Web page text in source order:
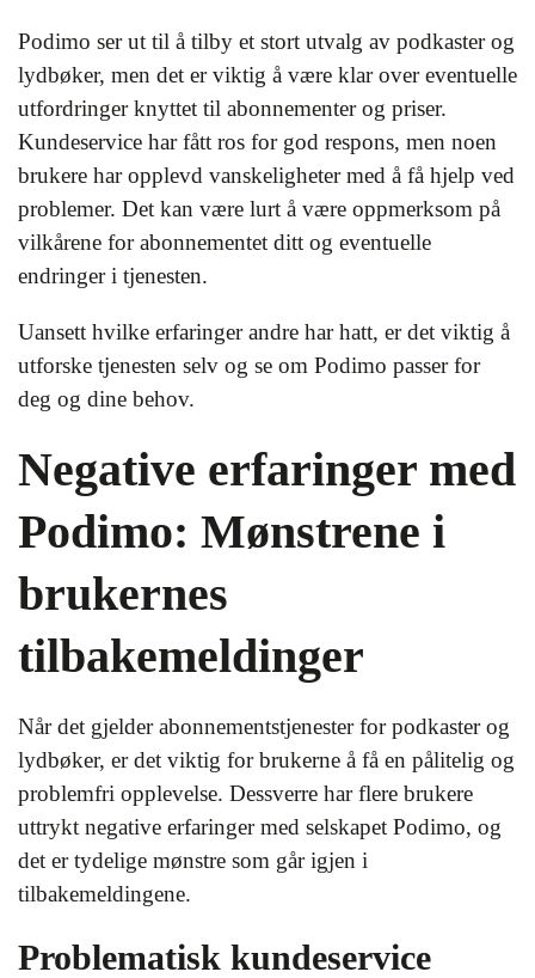
Podimo ser ut til å tilby et stort utvalg av podkaster og
lydbøker, men det er viktig å være klar over eventuelle
utfordringer knyttet til abonnementer og priser.
Kundeservice har fått ros for god respons, men noen
brukere har opplevd vanskeligheter med å få hjelp ved
problemer. Det kan være lurt å være oppmerksom på
vilkårene for abonnementet ditt og eventuelle
endringer i tjenesten.
Uansett hvilke erfaringer andre har hatt, er det viktig å
utforske tjenesten selv og se om Podimo passer for
deg og dine behov.
Negative erfaringer med
Podimo: Mønstrene i
brukernes
tilbakemeldinger
Når det gjelder abonnementstjenester for podkaster og
lydbøker, er det viktig for brukerne å få en pålitelig og
problemfri opplevelse. Dessverre har flere brukere
uttrykt negative erfaringer med selskapet Podimo, og
det er tydelige mønstre som går igjen i
tilbakemeldingene.
Problematisk kundeservice